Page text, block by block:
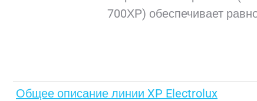
700ХР) обеспечивает
Общее описание линии XP Electrolux